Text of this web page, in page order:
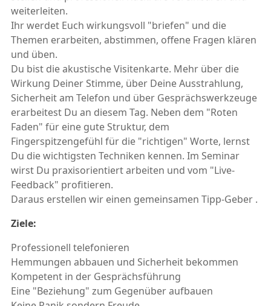
weiterleiten.
Ihr werdet Euch wirkungsvoll "briefen" und die
Themen erarbeiten, abstimmen, offene Fragen klären
und üben.
Du bist die akustische Visitenkarte. Mehr über die
Wirkung Deiner Stimme, über Deine Ausstrahlung,
Sicherheit am Telefon und über Gesprächswerkzeuge
erarbeitest Du an diesem Tag. Neben dem "Roten
Faden" für eine gute Struktur, dem
Fingerspitzengefühl für die "richtigen" Worte, lernst
Du die wichtigsten Techniken kennen. Im Seminar
wirst Du praxisorientiert arbeiten und vom "Live-
Feedback" profitieren.
Daraus erstellen wir einen gemeinsamen Tipp-Geber .
Ziele:
Professionell telefonieren
Hemmungen abbauen und Sicherheit bekommen
Kompetent in der Gesprächsführung
Eine "Beziehung" zum Gegenüber aufbauen